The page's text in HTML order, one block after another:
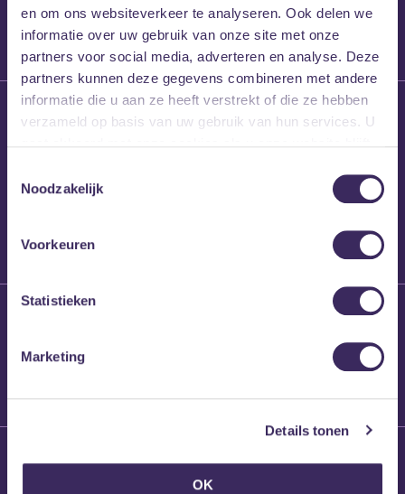
en om ons websiteverkeer te analyseren. Ook delen we
informatie over uw gebruik van onze site met onze
partners voor social media, adverteren en analyse. Deze
partners kunnen deze gegevens combineren met andere
informatie die u aan ze heeft verstrekt of die ze hebben
verzameld op basis van uw gebruik van hun services. U
Noodzakelijk
Voorkeuren
Statistieken
Marketing
Details tonen
OK
26 maart 2026
Willem’s Blog: High
Brennt Vanneste
Willem’s Blog: Ão